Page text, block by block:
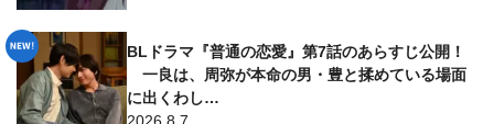
BLドラマ『普通の恋愛』第7話のあらすじ公開！
一良は、周弥が本命の男・豊と揉めている場面
に出くわし…
2026.8.7